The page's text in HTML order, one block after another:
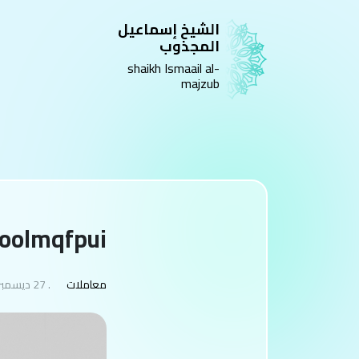
الشيخ إسماعيل
المجذوب
shaikh Ismaail al-
majzub
معاملات . 27 ديسمبر 2025